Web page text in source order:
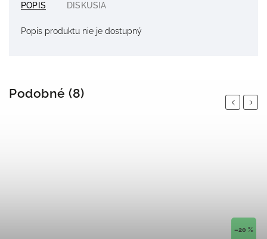
POPIS DISKUSIA
Popis produktu nie je dostupný
Podobné (8)
Previous
–20 %
Next